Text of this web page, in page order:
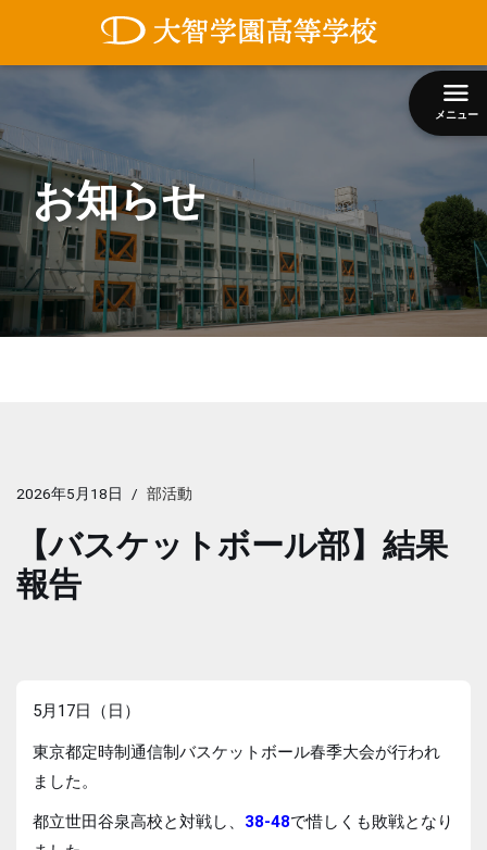
へ
キ
ッ
プ
メニュー
お知らせ
【バスケットボール部】結果
報告
2026年5月18日 部活動
5月17日（日）
東京都定時制通信制バスケットボール春季大会が行われ
ました。
都立世田谷泉高校と対戦し、 38-48で惜しくも敗戦となり